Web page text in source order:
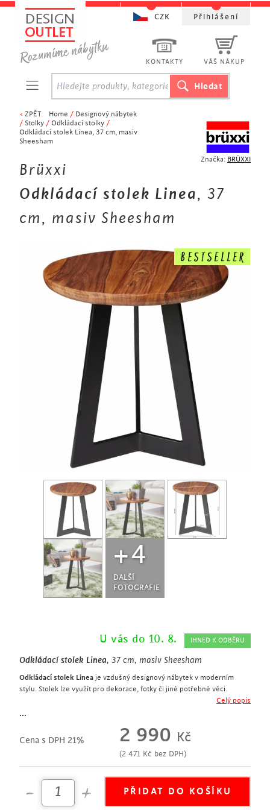
Značka: BRÜXXI
< ZPĚT Home / Designový nábytek
/ Stolky / Odkládací stolky /
Odkládací stolek Linea, 37 cm, masiv
Sheesham
Brüxxi
Odkládací stolek Linea, 37
cm, masiv Sheesham
+4
DALŠÍ
FOTOGRAFIE
U vás do 10. 8. IHNED K ODBĚRU
Odkládací stolek Linea, 37 cm, masiv Sheesham
Odkládací stolek Linea je vzdušný designový nábytek v moderním
stylu. Stolek lze využít pro dekorace, fotky či jiné potřebné věci.
Stolová deska je kulatého tvaru a je vyrobena z vysoce kvalitního
vzdušná podnož z kovu v černé barvě
stolová deska je kulatého tvaru
vyrobeno z masivního dřeva Sheesham (indický palisandr)
přírodní vzhled
stoly jsou vyráběné ručně z masivního dřeva – každý výrobek je
jedinečný v závislosti na použitém kusu dřeva, které se může lišit
...
Celý popis
Cena s DPH 21% 2 990 Kč
(2 471 Kč bez DPH)
KONTAKTY VÁŠ NÁKUP
CZK Přihlášení